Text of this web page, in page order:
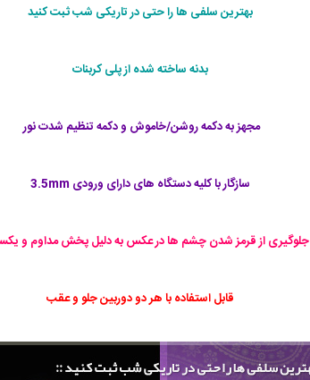
بهترین سلفی ها را حتی در تاریکی شب ثبت کنید
بدنه ساخته شده از پلی کربنات
مجهز به دکمه روشن/خاموش و دکمه تنظیم شدت نور ‏
سازگار با کلیه دستگاه های دارای ورودی 3.5mm
جلوگیری از قرمز شدن چشم ها در عکس به دلیل پخش مداوم و
قابل استفاده با هر دو دوربین جلو و عقب